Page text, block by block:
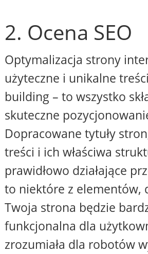
2. Ocena SEO
Optymalizacja strony
użyteczne i unikalne
building – to wszystko
skuteczne
Dopracowane tytuły
treści i ich właściwa
prawidłowo działające
to niektóre z elementów,
Twoja strona będzie
funkcjonalna dla
zrozumiała dla robotów